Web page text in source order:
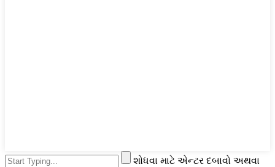
શોધવા માટે એન્ટર દબાવો અથવા